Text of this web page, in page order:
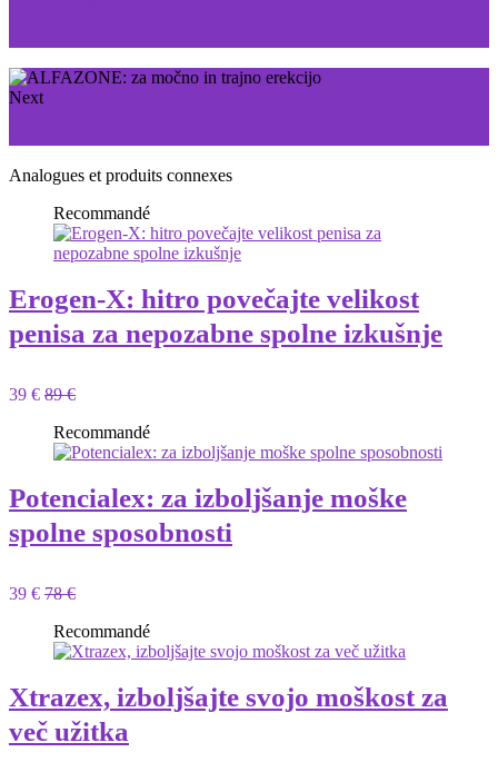
Next
Analogues et produits connexes
Recommandé
Erogen-X: hitro povečajte velikost
penisa za nepozabne spolne izkušnje
39 € 89 €
Recommandé
Potencialex: za izboljšanje moške
spolne sposobnosti
39 € 78 €
Recommandé
Xtrazex, izboljšajte svojo moškost za
več užitka